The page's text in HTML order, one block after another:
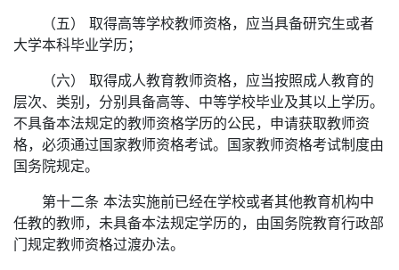
（五） 取得高等学校教师资格，应当具备研究生或者
大学本科毕业学历；
（六） 取得成人教育教师资格，应当按照成人教育的
层次、类别，分别具备高等、中等学校毕业及其以上学历。
不具备本法规定的教师资格学历的公民，申请获取教师资
格，必须通过国家教师资格考试。国家教师资格考试制度由
国务院规定。
第十二条 本法实施前已经在学校或者其他教育机构中
任教的教师，未具备本法规定学历的，由国务院教育行政部
门规定教师资格过渡办法。